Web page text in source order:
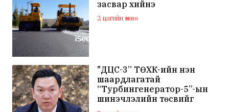
засвар хийнэ
2 цагийн өмнө
"ДЦС-3” ТӨХК-ийн нэн
шаардлагатай
“Турбингенератор-5”-ын
шинэчлэлийн төсвийг
шийдвэрлэхээр болов